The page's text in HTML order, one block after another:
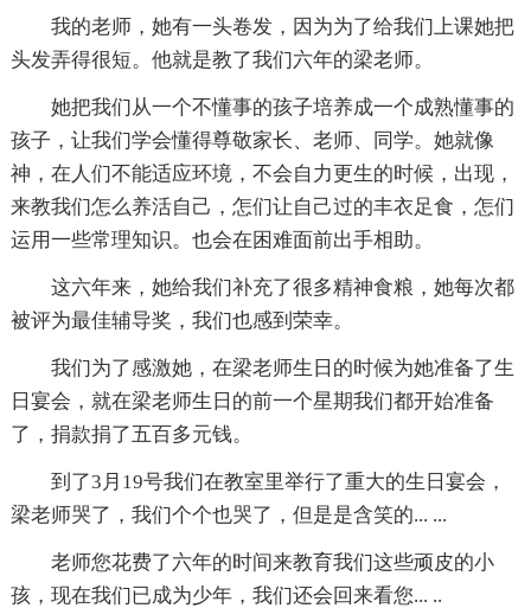
我的老师，她有一头卷发，因为为了给我们上课她把
头发弄得很短。他就是教了我们六年的梁老师。
她把我们从一个不懂事的孩子培养成一个成熟懂事的
孩子，让我们学会懂得尊敬家长、老师、同学。她就像
神，在人们不能适应环境，不会自力更生的时候，出现，
来教我们怎么养活自己，怎们让自己过的丰衣足食，怎们
运用一些常理知识。也会在困难面前出手相助。
这六年来，她给我们补充了很多精神食粮，她每次都
被评为最佳辅导奖，我们也感到荣幸。
我们为了感激她，在梁老师生日的时候为她准备了生
日宴会，就在梁老师生日的前一个星期我们都开始准备
了，捐款捐了五百多元钱。
到了3月19号我们在教室里举行了重大的生日宴会，
梁老师哭了，我们个个也哭了，但是是含笑的... ...
老师您花费了六年的时间来教育我们这些顽皮的小
孩，现在我们已成为少年，我们还会回来看您... ..